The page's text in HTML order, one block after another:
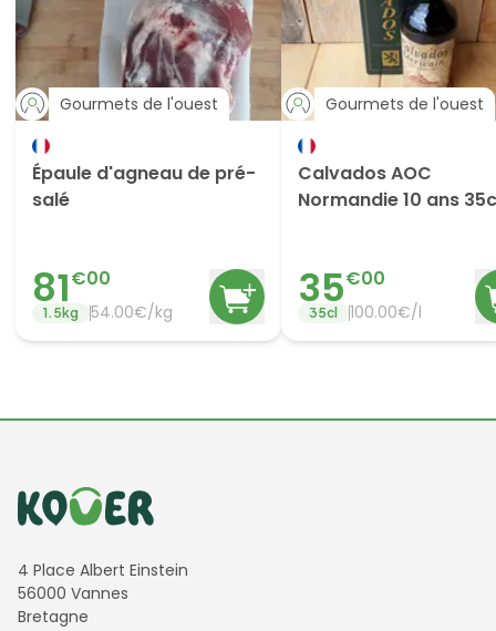
Gourmets de l'ouest
Épaule d'agneau de pré-
salé
81€00
1.5kg 54.00€/kg
Gourmets de l'ouest
Calvados AOC
Normandie 10 ans
35€00
35cl 100.00€/l
Informations de contact
4 Place Albert Einstein
56000 Vannes
Bretagne